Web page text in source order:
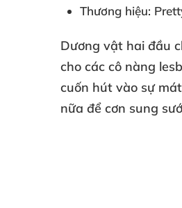
Thương hiệu:
Dương vật hai đầu
cho các cô nàng
cuốn hút vào sự
nữa để cơn sung